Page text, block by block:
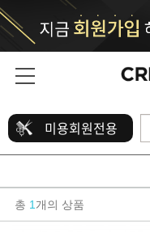
미용회원전용
총 1개의 상품